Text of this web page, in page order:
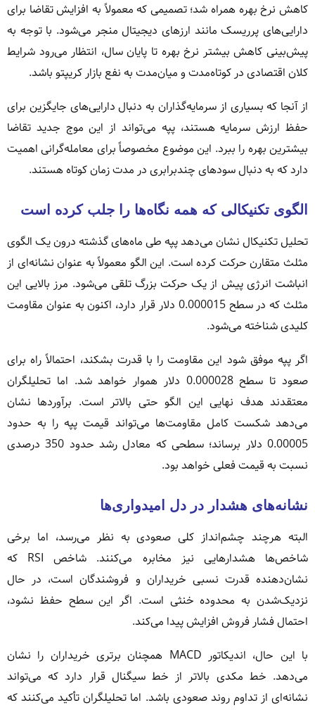
کاهش نرخ بهره همراه شد؛ تصمیمی که معمولاً به افزایش تقاضا برای
دارایی‌های پرریسک مانند ارزهای دیجیتال منجر می‌شود. با توجه به
پیش‌بینی کاهش بیشتر نرخ بهره تا پایان سال، انتظار می‌رود شرایط
کلان اقتصادی در کوتاه‌مدت و میان‌مدت به نفع بازار کریپتو باشد.
از آنجا که بسیاری از سرمایه‌گذاران به دنبال دارایی‌های جایگزین برای
حفظ ارزش سرمایه هستند، پپه می‌تواند از این موج جدید تقاضا
بیشترین بهره را ببرد. این موضوع مخصوصاً برای معامله‌گرانی اهمیت
دارد که به دنبال سودهای چندبرابری در مدت زمان کوتاه هستند.
الگوی تکنیکالی که همه نگاه‌ها را جلب کرده است
تحلیل تکنیکال نشان می‌دهد پپه طی ماه‌های گذشته درون یک الگوی
مثلث متقارن حرکت کرده است. این الگو معمولاً به عنوان نشانه‌ای از
انباشت انرژی پیش از یک حرکت بزرگ تلقی می‌شود. مرز بالایی این
مثلث که در سطح 0.000015 دلار قرار دارد، اکنون به عنوان مقاومت
کلیدی شناخته می‌شود.
اگر پپه موفق شود این مقاومت را با قدرت بشکند، احتمالاً راه برای
صعود تا سطح 0.000028 دلار هموار خواهد شد. اما تحلیلگران
معتقدند هدف نهایی این الگو حتی بالاتر است. برآوردها نشان
می‌دهد شکست کامل مقاومت‌ها می‌تواند قیمت پپه را به حدود
0.00005 دلار برساند؛ سطحی که معادل رشد حدود 350 درصدی
نسبت به قیمت فعلی خواهد بود.
نشانه‌های هشدار در دل امیدواری‌ها
البته هرچند چشم‌انداز کلی صعودی به نظر می‌رسد، اما برخی
شاخص‌ها هشدارهایی نیز مخابره می‌کنند. شاخص RSI که
نشان‌دهنده قدرت نسبی خریداران و فروشندگان است، در حال
نزدیک‌شدن به محدوده خنثی است. اگر این سطح حفظ نشود،
احتمال فشار فروش افزایش پیدا می‌کند.
با این حال، اندیکاتور MACD همچنان برتری خریداران را نشان
می‌دهد. خط مکدی بالاتر از خط سیگنال قرار دارد که می‌تواند
نشانه‌ای از تداوم روند صعودی باشد. اما تحلیلگران تأکید می‌کنند که